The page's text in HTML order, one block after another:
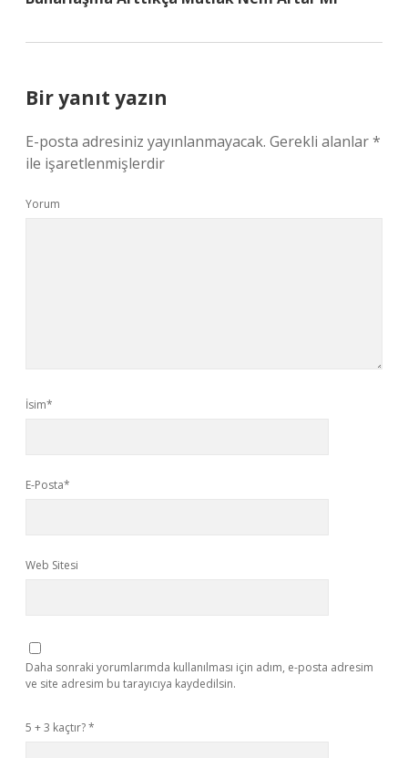
Bir yanıt yazın
E-posta adresiniz yayınlanmayacak. Gerekli alanlar*
ile işaretlenmişlerdir
Yorum
İsim*
E-Posta*
Web Sitesi
Daha sonraki yorumlarımda kullanılması için adım, e-posta adresim
ve site adresim bu tarayıcıya kaydedilsin.
5 + 3 kaçtır?*